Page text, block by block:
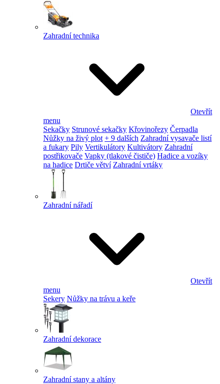
Zahradní technika
Otevřít
menu
Sekačky Strunové sekačky Křovinořezy Čerpadla
Nůžky na živý plot + 9 dalších Zahradní vysavače listí
a fukary Pily Vertikulátory Kultivátory Zahradní
postřikovače Vapky (tlakové čističe) Hadice a vozíky
na hadice Drtiče větví Zahradní vrtáky
Zahradní nářadí
Otevřít
menu
Sekery Nůžky na trávu a keře
Zahradní dekorace
Zahradní stany a altány